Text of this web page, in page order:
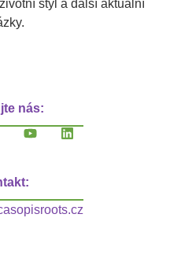
styl a další aktuální
nás: